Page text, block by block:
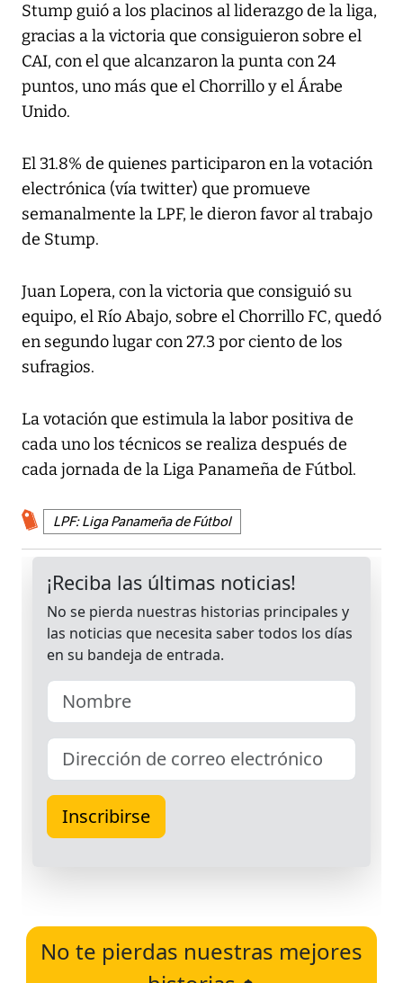
Stump guió a los placinos al liderazgo de la liga,
gracias a la victoria que consiguieron sobre el
CAI, con el que alcanzaron la punta con 24
puntos, uno más que el Chorrillo y el Árabe
Unido.
El 31.8% de quienes participaron en la votación
electrónica (vía twitter) que promueve
semanalmente la LPF, le dieron favor al trabajo
de Stump.
Juan Lopera, con la victoria que consiguió su
equipo, el Río Abajo, sobre el Chorrillo FC, quedó
en segundo lugar con 27.3 por ciento de los
sufragios.
La votación que estimula la labor positiva de
cada uno los técnicos se realiza después de
cada jornada de la Liga Panameña de Fútbol.
LPF: Liga Panameña de Fútbol
No te pierdas nuestras mejores